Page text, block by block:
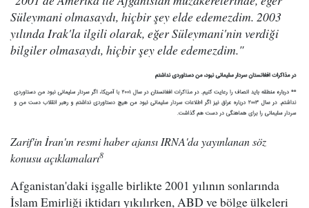
Süleymani olmasaydı, hiçbir şey elde edemezdim. 2003
yılında Irak'la ilgili olarak, eğer Süleymani'nin verdiği
bilgiler olmasaydı, hiçbir şey elde edemezdim."
Zarif'in İran'ın resmi haber ajansı IRNA'da yayınlanan söz
konusu açıklamaları8
Afganistan'daki işgalle birlikte 2001 yılının sonlarında
İslam Emirliği iktidarı yıkılırken, ABD ve bölge ülkeleri